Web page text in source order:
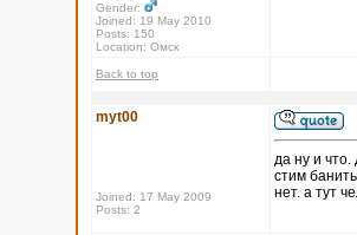
Gender:
Joined: 19 May 2010
Posts: 150
Location: Омск
Back to top
myt00
Joined: 17 May 2009
Posts: 2
да ну и что.
стим
нет. а тут